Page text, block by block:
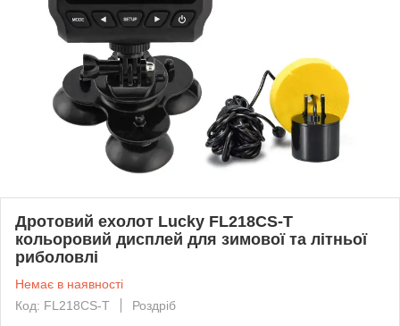
Дротовий ехолот Lucky FL218CS-T
кольоровий дисплей для зимової та літньої
риболовлі
Немає в наявності
Код: FL218CS-T
Роздріб